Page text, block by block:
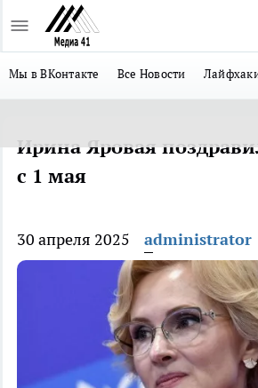
Мы в ВКонтакте Все Новости
Ирина Яровая
с 1 мая
30 апреля 2025 administrator